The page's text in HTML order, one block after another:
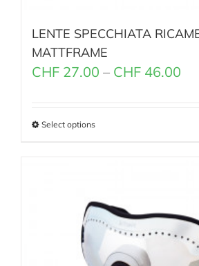
LENTE SPECCHIATA
MATTFRAME
CHF 27.00 – CHF 46.00
Select options